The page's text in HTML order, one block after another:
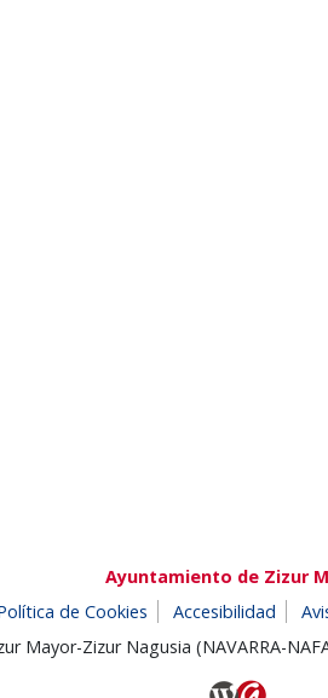
Ayuntamiento de Zizur
de Cookies Accesibilidad
Mayor-Zizur Nagusia (NAVARRA-